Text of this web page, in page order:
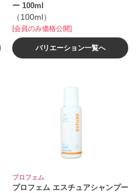
ー 100ml
（100ml）
[会員のみ価格公開]
バリエーション一覧へ
プロフェム
プロフェム エスチュアシャンプー